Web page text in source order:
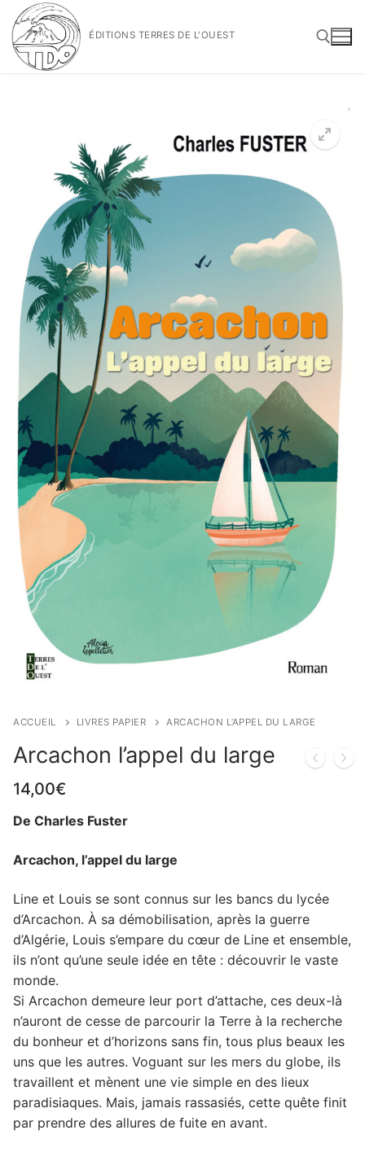
Aller
au
contenu
ÉDITIONS TERRES DE L'OUEST
ACCUEIL LIVRES PAPIER ARCACHON L’APPEL DU LARGE
Arcachon l’appel du large
14,00€
De Charles Fuster
Arcachon, l’appel du large
Line et Louis se sont connus sur les bancs du lycée
d’Arcachon. À sa démobilisation, après la guerre
d’Algérie, Louis s’empare du cœur de Line et ensemble,
ils n’ont qu’une seule idée en tête : découvrir le vaste
monde.
Si Arcachon demeure leur port d’attache, ces deux-là
n’auront de cesse de parcourir la Terre à la recherche
du bonheur et d’horizons sans fin, tous plus beaux les
uns que les autres. Voguant sur les mers du globe, ils
travaillent et mènent une vie simple en des lieux
paradisiaques. Mais, jamais rassasiés, cette quête finit
par prendre des allures de fuite en avant.